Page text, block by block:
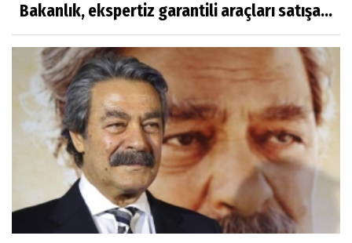
Bakanlık, ekspertiz garantili araçları satışa...